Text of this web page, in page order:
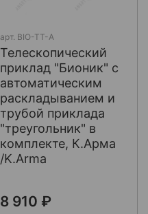
арт. BIO-TT-A
Телескопический
приклад "Бионик" с
автоматическим
раскладыванием и
трубой приклада
"треугольник" в
комплекте, К.Арма
/K.Arma
8 910 ₽